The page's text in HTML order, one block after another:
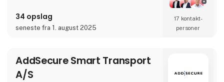
noteret på SIX Swiss Exchange (ABBN) og
Nasdaq Stockholm (ABB). www.abb.com
34 opslag
seneste fra 1. august 2025
17 kontakt­
personer
AddSecure Smart Transport
A/S